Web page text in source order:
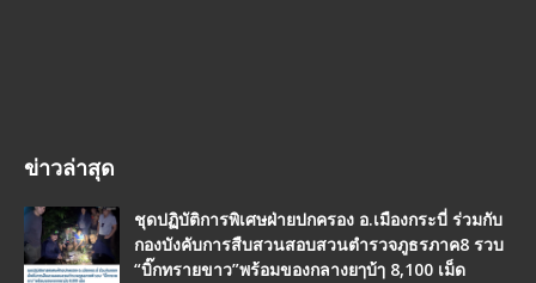
ข่าวล่าสุด
ชุดปฏิบัติการพิเศษฝ่ายปกครอง อ.เมืองกระบี่ ร่วมกับ
กองบังคับการสืบสวนสอบสวนตำรวจภูธรภาค8 รวบ
“บิ๊กทรายขาว”พร้อมของกลางยๅบ้ๅ 8,100 เม็ด